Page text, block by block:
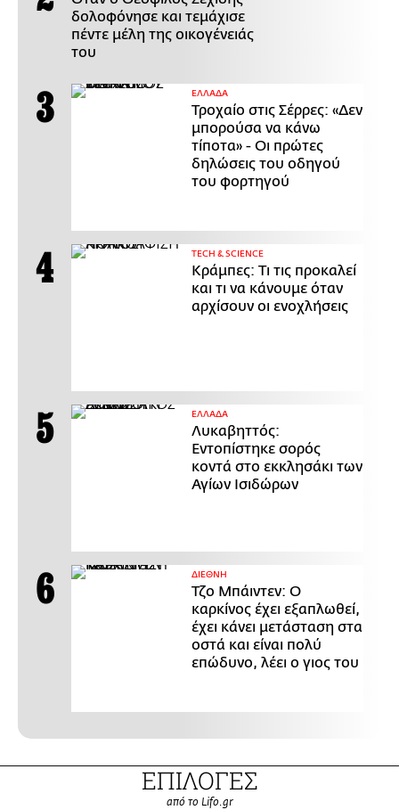
δολοφόνησε και τεμάχισε
πέντε μέλη της οικογένειάς
του
ΕΛΛΑΔΑ
Τροχαίο στις Σέρρες: «Δεν
μπορούσα να κάνω
τίποτα» - Οι πρώτες
δηλώσεις του οδηγού
του φορτηγού
ΤECH & SCIENCE
Κράμπες: Τι τις προκαλεί
και τι να κάνουμε όταν
αρχίσουν οι ενοχλήσεις
ΕΛΛΑΔΑ
Λυκαβηττός:
Εντοπίστηκε σορός
κοντά στο εκκλησάκι των
Αγίων Ισιδώρων
ΔΙΕΘΝΗ
Τζο Μπάιντεν: Ο
καρκίνος έχει εξαπλωθεί,
έχει κάνει μετάσταση στα
οστά και είναι πολύ
επώδυνο, λέει ο γιος του
ΕΠΙΛΟΓΕΣ
από το Lifo.gr